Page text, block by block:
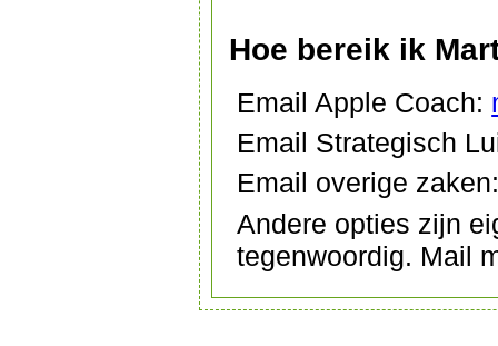
Hoe bereik ik
Email Apple Coach:
Email Strategisch
Email overige
Andere opties zijn
tegenwoordig. Mail